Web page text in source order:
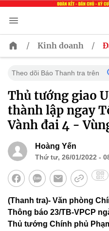
/ Kinh doanh /
Theo dõi Báo Thanh tra trên
Thủ tướng giao
thành lập ngay
Vành đai 4 -
Hoàng Yến
Thứ tư, 26/01/2022 -
(Thanh tra)- Văn phòng
Thông báo 23/TB-VPCP
Thủ tướng Chính phủ